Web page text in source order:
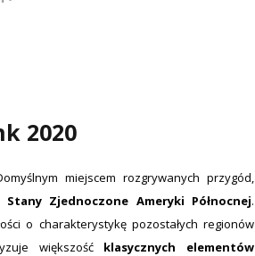
2020
miejscem rozgrywanych przygód,
Stany Zjednoczone Ameryki Północnej.
o charakterystykę pozostałych regionów
większość klasycznych elementów